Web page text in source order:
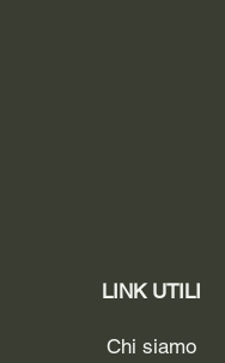
LINK UTILI
Chi siamo